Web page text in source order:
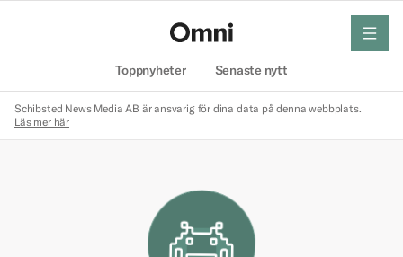
Toppnyheter Senaste nytt
meny
Schibsted News Media AB är ansvarig för dina data på denna webbplats.
Läs mer här